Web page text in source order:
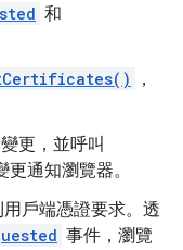
和
，
更，並呼叫
更通知瀏覽器。
戶端憑證要求。透
事件，瀏覽